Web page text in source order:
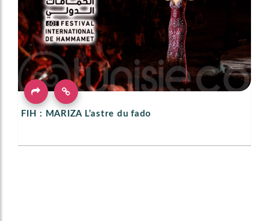
FIH : MARIZA L’astre du fado